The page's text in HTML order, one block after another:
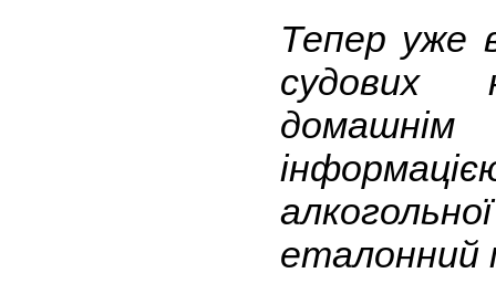
Тепер уже
судових
еталонний